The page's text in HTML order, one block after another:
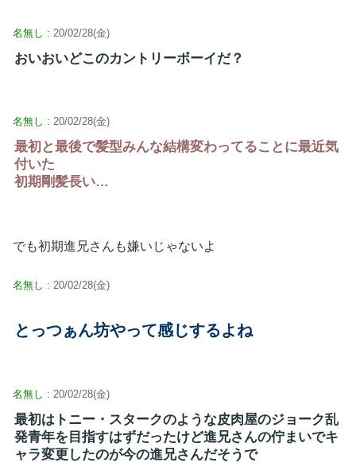
名無し : 20/02/28(金)
おいおいどこのカントリーボーイだ？
名無し : 20/02/28(金)
最初と最後で髪型みんな結構変わってることに最近気
付いた
初期剛髪長い…
でも初期進兄さんも嫌いじゃないよ
名無し : 20/02/28(金)
とっつぁん坊やって感じするよね
名無し : 20/02/28(金)
最初はトニー・スタークのような皮肉屋のジョーク乱
発青年を目指すはずだったけど進兄さんの佇まいでキ
ャラ変更したのが今の進兄さんだそうで